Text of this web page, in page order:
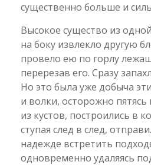
существенно больше и
Высокое существо из
на боку извлекло другую
провело ею по горлу
перерезав его. Сразу
Но это была уже добыча
и волки, осторожно пятясь
из кустов, построились в
ступая след в след,
надежде встретить
одновременно удаляясь